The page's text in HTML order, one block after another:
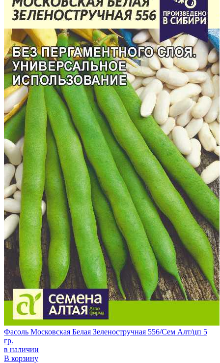
Фасоль Московская Белая Зеленостручная 556/Сем Алт/цп 5
гр.
в наличии
В корзину